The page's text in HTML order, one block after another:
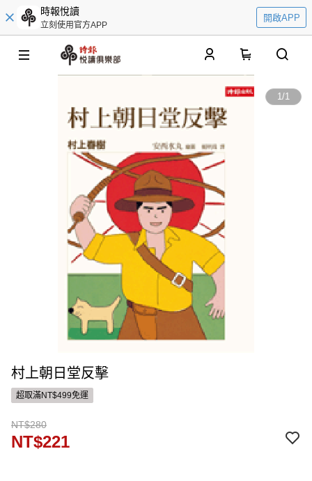
時報悅讀
立刻使用官方APP
開啟APP
1/1
村上朝日堂反擊
超取滿NT$499免運
NT$280
NT$221